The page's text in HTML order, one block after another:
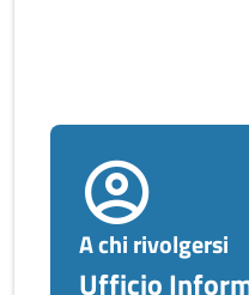
A chi rivolgersi
Ufficio